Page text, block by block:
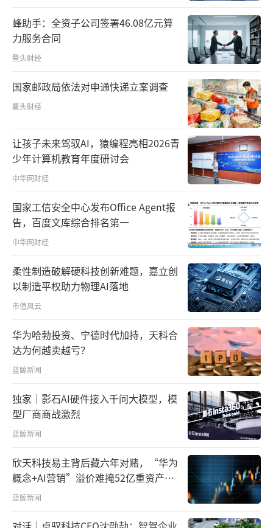
蜂助手：全资子公司签署46.08亿元算
力服务合同
鳌头财经
国家邮政局依法对申通快递立案调查
鳌头财经
让孩子未来驾驭AI，猿编程亮相2026青
少年计算机教育年度研讨会
中华网财经
国家工信安全中心发布Office Agent报
告，百度文库综合排名第一
中华网财经
柔性制造破解硬科技创新难题，嘉立创
以制造平权助力物理AI落地
市值风云
华为哈勃投资、宁德时代加持，天科合
达为何越卖越亏？
蓝鲸新闻
独家｜影石AI硬件接入千问大模型，模
型厂商商战激烈
蓝鲸新闻
欣天科技易主背后藏六年对赌，“华为
概念+AI营销”溢价难掩52亿重资产考
验
蓝鲸新闻